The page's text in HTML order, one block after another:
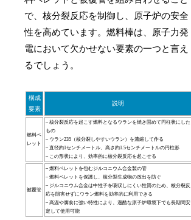
で、核分裂反応を制御し、原子炉の安全
性を高めています。燃料棒は、原子力発
電において欠かせない要素の一つと言え
るでしょう。
構成
要素
説明
燃料ペ
レット
– 核分裂反応を起こす燃料となるウランを焼き固めて円柱状にした
もの
– ウラン235（核分裂しやすいウラン）を濃縮して作る
– 直径約1センチメートル、高さ約1.5センチメートルの円柱形
– この形状により、効率的に核分裂反応を起こせる
被覆管
– 燃料ペレットを包むジルコニウム合金製の管
– 燃料ペレットを保護し、核分裂生成物の放出を防ぐ
– ジルコニウム合金は中性子を吸収しにくい性質のため、核分裂反
応を阻害せずにウラン燃料を効率的に利用できる
– 高温や腐食に強い特性により、過酷な原子炉環境下でも長期間安
定して使用可能